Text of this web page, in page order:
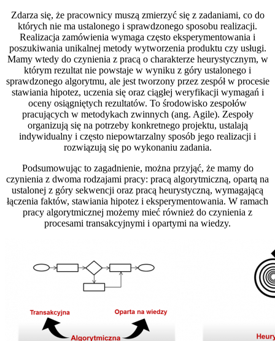
Zdarza się, że pracownicy muszą zmierzyć się z zadaniami, co do
których nie ma ustalonego i sprawdzonego sposobu realizacji.
Realizacja zamówienia wymaga często eksperymentowania i
poszukiwania unikalnej metody wytworzenia produktu czy usługi.
Mamy wtedy do czynienia z pracą o charakterze heurystycznym, w
którym rezultat nie powstaje w wyniku z góry ustalonego i
sprawdzonego algorytmu, ale jest tworzony przez zespół w procesie
stawiania hipotez, uczenia się oraz ciągłej weryfikacji wymagań i
oceny osiągniętych rezultatów. To środowisko zespołów
pracujących w metodykach zwinnych (ang. Agile). Zespoły
organizują się na potrzeby konkretnego projektu, ustalają
indywidualny i często niepowtarzalny sposób jego realizacji i
rozwiązują się po wykonaniu zadania.
Podsumowując to zagadnienie, można przyjąć, że mamy do
czynienia z dwoma rodzajami pracy: pracą algorytmiczną, opartą na
ustalonej z góry sekwencji oraz pracą heurystyczną, wymagającą
łączenia faktów, stawiania hipotez i eksperymentowania. W ramach
pracy algorytmicznej możemy mieć również do czynienia z
procesami transakcyjnymi i opartymi na wiedzy.